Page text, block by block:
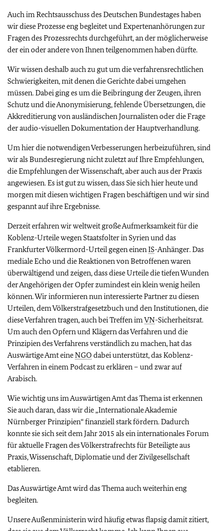
Auch im Rechtsausschuss des Deutschen Bundestages haben
wir diese Prozesse eng begleitet und Expertenanhörungen zur
Fragen des Prozessrechts durchgeführt, an der möglicherweise
der ein oder andere von Ihnen teilgenommen haben dürfte.
Wir wissen deshalb auch zu gut um die verfahrensrechtlichen
Schwierigkeiten, mit denen die Gerichte dabei umgehen
müssen. Dabei ging es um die Beibringung der Zeugen, ihren
Schutz und die Anonymisierung, fehlende Übersetzungen, die
Akkreditierung von ausländischen Journalisten oder die Frage
der audio-visuellen Dokumentation der Hauptverhandlung.
Um hier die notwendigen Verbesserungen herbeizuführen, sind
wir als Bundesregierung nicht zuletzt auf Ihre Empfehlungen,
die Empfehlungen der Wissenschaft, aber auch aus der Praxis
angewiesen. Es ist gut zu wissen, dass Sie sich hier heute und
morgen mit diesen wichtigen Fragen beschäftigen und wir sind
gespannt auf ihre Ergebnisse.
Derzeit erfahren wir weltweit große Aufmerksamkeit für die
Koblenz-Urteile wegen Staatsfolter in Syrien und das
Frankfurter Völkermord-Urteil gegen einenIS-Anhänger. Das
mediale Echo und die Reaktionen von Betroffenen waren
überwältigend und zeigen, dass diese Urteile die tiefen Wunden
der Angehörigen der Opfer zumindest ein klein wenig heilen
können. Wir informieren nun interessierte Partner zu diesen
Urteilen, dem Völkerstrafgesetzbuch und den Institutionen, die
diese Verfahren tragen, auch bei Treffen imVN-Sicherheitsrat.
Um auch den Opfern und Klägern das Verfahren und die
Prinzipien des Verfahrens verständlich zu machen, hat das
Auswärtige Amt eineNGO dabei unterstützt, das Koblenz-
Verfahren in einem Podcast zu erklären – und zwar auf
Arabisch.
Wie wichtig uns im Auswärtigen Amt das Thema ist erkennen
Sie auch daran, dass wir die „Internationale Akademie
Nürnberger Prinzipien“ finanziell stark fördern. Dadurch
konnte sie sich seit dem Jahr 2015 als ein internationales Forum
für aktuelle Fragen des Völkerstrafrechts für Beteiligte aus
Praxis, Wissenschaft, Diplomatie und der Zivilgesellschaft
etablieren.
Das Auswärtige Amt wird das Thema auch weiterhin eng
begleiten.
Unsere Außenministerin wird häufig etwas flapsig damit zitiert,